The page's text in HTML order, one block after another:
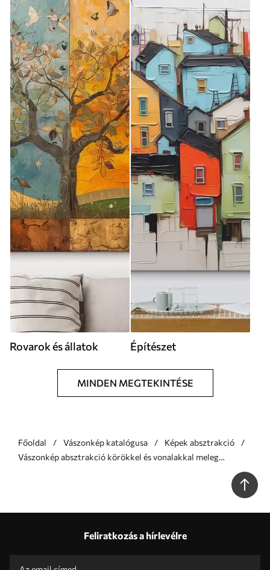
Rovarok és állatok Építészet
MINDEN MEGTEKINTÉSE
Főoldal Vászonkép katalógusa
Képek absztrakció
Vászonkép absztrakció körökkel és vonalakkal meleg
Feliratkozás a hírlevélre